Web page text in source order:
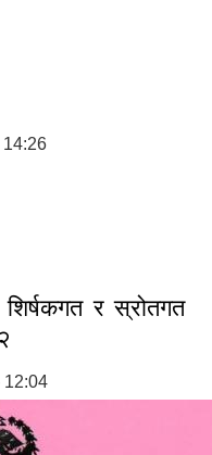
र स्रोतगत
12:04